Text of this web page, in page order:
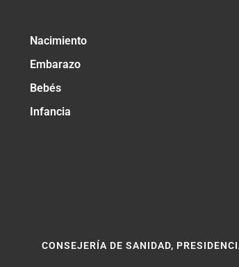
Nacimiento
Embarazo
Bebés
Infancia
CONSEJERÍA DE SANIDAD,